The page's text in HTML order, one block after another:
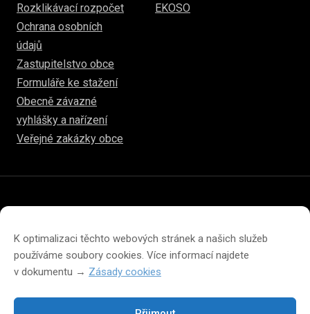
K optimalizaci těchto webových stránek a našich služeb
používáme soubory cookies. Více informací najdete
v dokumentu → Zásady cookies
Rozklikávací rozpočet
Ochrana osobních
údajů
Zastupitelstvo obce
Formuláře ke stažení
Obecně závazné
vyhlášky a nařízení
Veřejné zakázky obce
EKOSO
Prohlášení o přístupnosti
Prohlášení o ochraně soukromí
Zásady cookies (EU)